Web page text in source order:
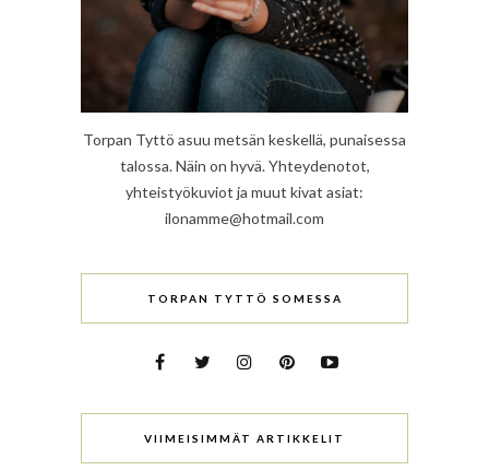
Torpan Tyttö asuu metsän keskellä, punaisessa
talossa. Näin on hyvä. Yhteydenotot,
yhteistyökuviot ja muut kivat asiat:
ilonamme@hotmail.com
TORPAN TYTTÖ SOMESSA
VIIMEISIMMÄT ARTIKKELIT